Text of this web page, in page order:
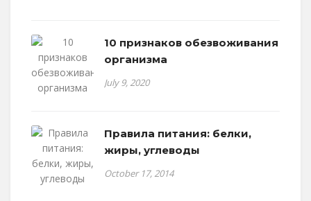
10 признаков обезвоживания
организма
July 9, 2020
Правила питания: белки,
жиры, углеводы
October 17, 2014